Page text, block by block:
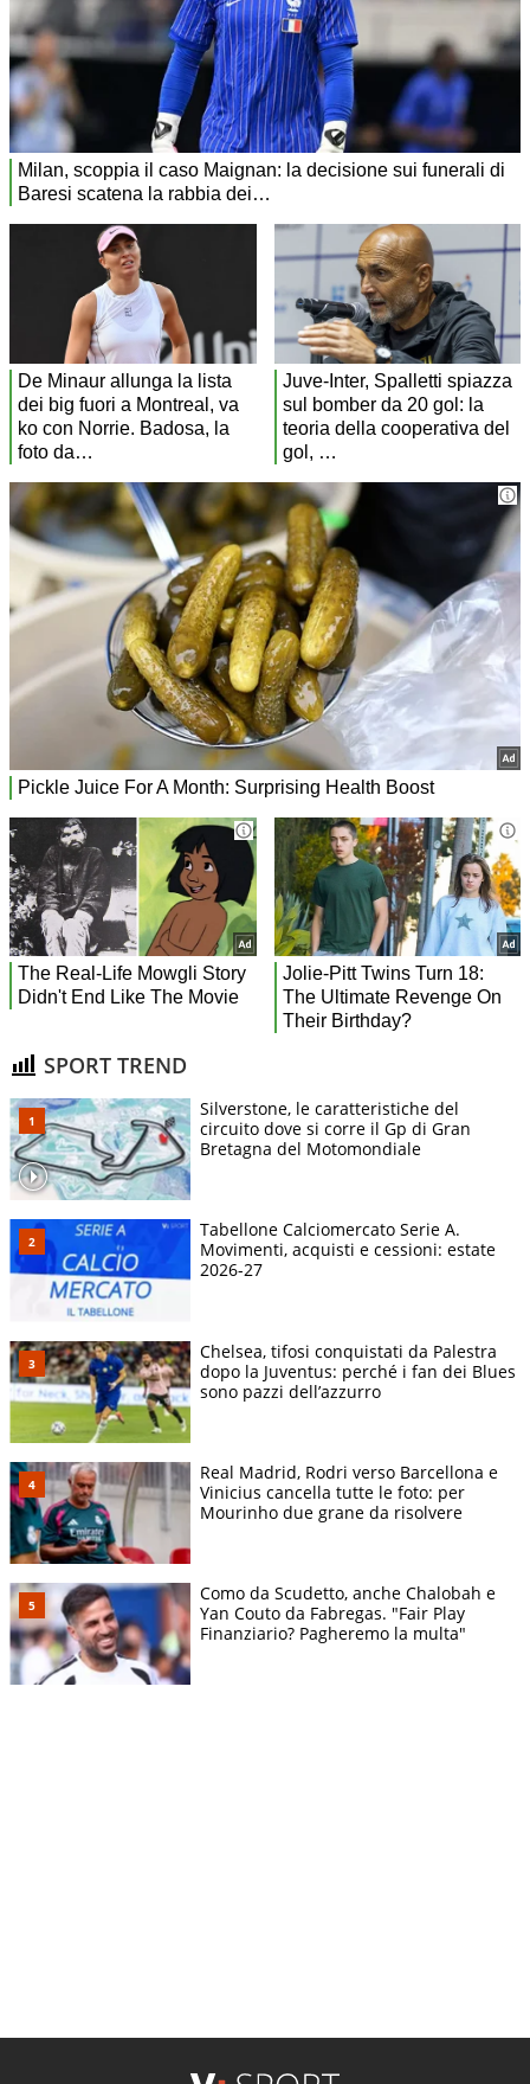
SPORT TREND
Silverstone, le caratteristiche del
circuito dove si corre il Gp di Gran
Bretagna del Motomondiale
Tabellone Calciomercato Serie A.
Movimenti, acquisti e cessioni: estate
2026-27
Chelsea, tifosi conquistati da Palestra
dopo la Juventus: perché i fan dei Blues
sono pazzi dell’azzurro
Real Madrid, Rodri verso Barcellona e
Vinicius cancella tutte le foto: per
Mourinho due grane da risolvere
Como da Scudetto, anche Chalobah e
Yan Couto da Fabregas. "Fair Play
Finanziario? Pagheremo la multa"